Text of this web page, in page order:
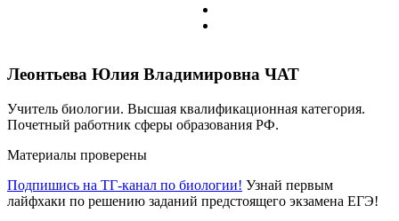
Леонтьева Юлия Владимировна ЧАТ
Учитель биологии. Высшая квалификационная категория.
Почетный работник сферы образования РФ.
Материалы проверены
Подпишись на ТГ-канал по биологии! Узнай первым
лайфхаки по решению заданий предстоящего экзамена ЕГЭ!